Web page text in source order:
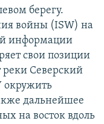
берегу.
войны (ISW) на
информации
свои позиции
реки Северский
окружить
дальнейшее
на восток вдоль